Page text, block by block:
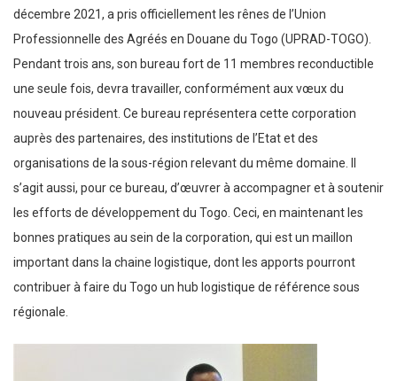
décembre 2021, a pris officiellement les rênes de l’Union
Professionnelle des Agréés en Douane du Togo (UPRAD-TOGO).
Pendant trois ans, son bureau fort de 11 membres reconductible
une seule fois, devra travailler, conformément aux vœux du
nouveau président. Ce bureau représentera cette corporation
auprès des partenaires, des institutions de l’Etat et des
organisations de la sous-région relevant du même domaine. Il
s’agit aussi, pour ce bureau, d’œuvrer à accompagner et à soutenir
les efforts de développement du Togo. Ceci, en maintenant les
bonnes pratiques au sein de la corporation, qui est un maillon
important dans la chaine logistique, dont les apports pourront
contribuer à faire du Togo un hub logistique de référence sous
régionale.